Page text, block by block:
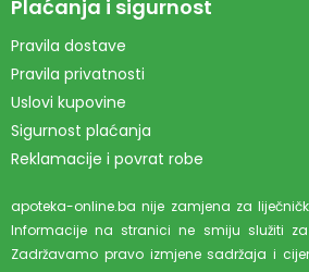
Plaćanja i sigurnost
Pravila dostave
Pravila privatnosti
Uslovi kupovine
Sigurnost plaćanja
Reklamacije i povrat robe
apoteka-online.ba nije zamjena za
Informacije na stranici ne smiju služiti
Zadržavamo pravo izmjene sadržaja i